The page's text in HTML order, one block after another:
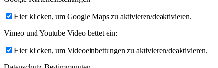
Hier klicken, um Google Maps zu aktivieren/deaktivieren.
Vimeo und Youtube Video bettet ein:
Hier klicken, um Videoeinbettungen zu aktivieren/deaktivieren.